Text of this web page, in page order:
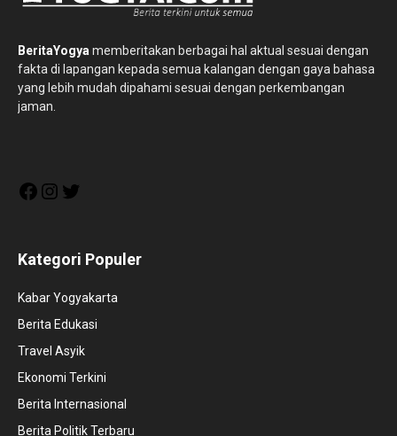
BeritaYogya memberitakan berbagai hal aktual sesuai dengan
fakta di lapangan kepada semua kalangan dengan gaya bahasa
yang lebih mudah dipahami sesuai dengan perkembangan
jaman.
FacebookInstagram
Kategori Populer
Kabar Yogyakarta
Berita Edukasi
Travel Asyik
Ekonomi Terkini
Berita Internasional
Berita Politik Terbaru